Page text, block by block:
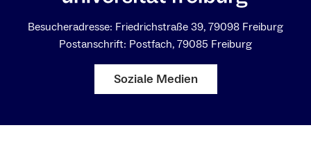
Besucheradresse: Friedrichstraße 39, 79098 Freiburg
Postanschrift: Postfach, 79085 Freiburg
Soziale Medien